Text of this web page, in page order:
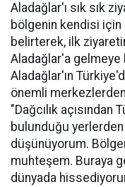
Aladağlar'ı sık sık
bölgenin kendisi
belirterek, ilk
Aladağlar'a gelmeye
Aladağlar'ın
önemli
"Dağcılık
bulunduğu
düşünüyorum.
muhteşem. Buraya
dünyada